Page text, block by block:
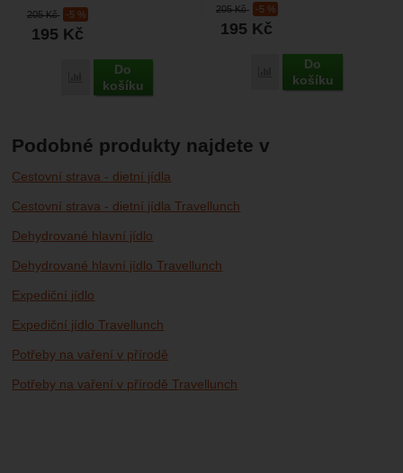
205Kč -5 %
195 Kč
Porovnat
Do
košíku
jídlo, které máte...
205Kč -5 %
195 Kč
Porovnat
Do
košíku
za dobrodružstvím...
Podobné produkty najdete v
Cestovní strava - dietní jídla
Cestovní strava - dietní jídla Travellunch
Dehydrované hlavní jídlo
Dehydrované hlavní jídlo Travellunch
Expediční jídlo
Expediční jídlo Travellunch
Potřeby na vaření v přírodě
Potřeby na vaření v přírodě Travellunch